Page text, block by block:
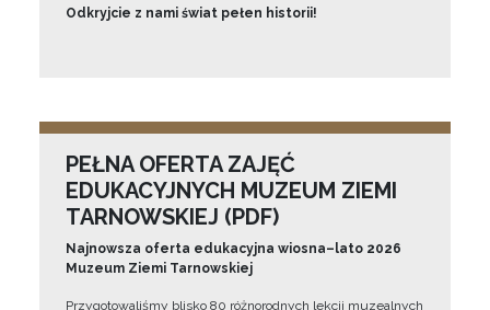
Odkryjcie z nami świat pełen historii!
PEŁNA OFERTA ZAJĘĆ
EDUKACYJNYCH MUZEUM ZIEMI
TARNOWSKIEJ (PDF)
Najnowsza oferta edukacyjna wiosna–lato 2026
Muzeum Ziemi Tarnowskiej
Przygotowaliśmy blisko 80 różnorodnych lekcji muzealnych